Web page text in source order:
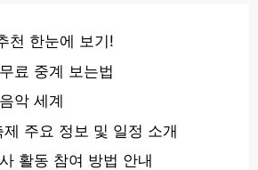
천 한눈에 보기!
료 중계 보는법
악 세계
주요 정보 및 일정 소개
활동 참여 방법 안내